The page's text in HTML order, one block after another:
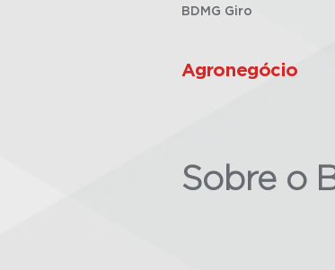
BDMG Giro
Agronegócio
Sobre o